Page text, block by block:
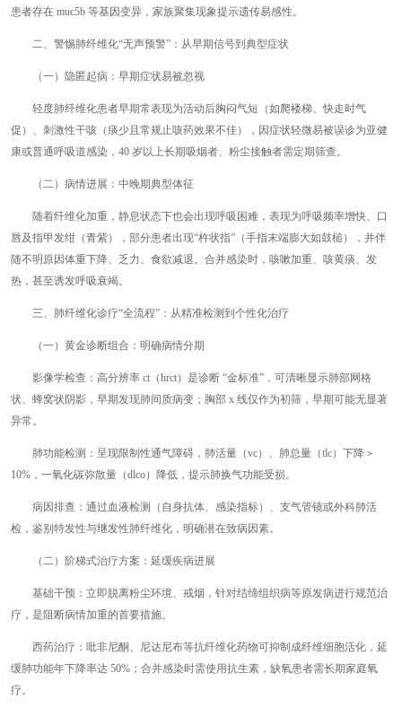
患者存在 muc5b 等基因变异，家族聚集现象提示遗传易感性。
二、警惕肺纤维化“无声预警”：从早期信号到典型症状
（一）隐匿起病：早期症状易被忽视
轻度肺纤维化患者早期常表现为活动后胸闷气短（如爬楼梯、快走时气
促）、刺激性干咳（痰少且常规止咳药效果不佳），因症状轻微易被误诊为亚健
康或普通呼吸道感染，40 岁以上长期吸烟者、粉尘接触者需定期筛查。
（二）病情进展：中晚期典型体征
随着纤维化加重，静息状态下也会出现呼吸困难，表现为呼吸频率增快、口
唇及指甲发绀（青紫），部分患者出现“杵状指”（手指末端膨大如鼓槌），并伴
随不明原因体重下降、乏力、食欲减退。合并感染时，咳嗽加重、咳黄痰、发
热，甚至诱发呼吸衰竭。
三、肺纤维化诊疗“全流程”：从精准检测到个性化治疗
（一）黄金诊断组合：明确病情分期
影像学检查：高分辨率 ct（hrct）是诊断 “金标准”，可清晰显示肺部网格
状、蜂窝状阴影，早期发现肺间质病变；胸部 x 线仅作为初筛，早期可能无显著
异常。
肺功能检测：呈现限制性通气障碍，肺活量（vc）、肺总量（tlc）下降＞
10%，一氧化碳弥散量（dlco）降低，提示肺换气功能受损。
病因排查：通过血液检测（自身抗体、感染指标）、支气管镜或外科肺活
检，鉴别特发性与继发性肺纤维化，明确潜在致病因素。
（二）阶梯式治疗方案：延缓疾病进展
基础干预：立即脱离粉尘环境、戒烟，针对结缔组织病等原发病进行规范治
疗，是阻断病情加重的首要措施。
西药治疗：吡非尼酮、尼达尼布等抗纤维化药物可抑制成纤维细胞活化，延
缓肺功能年下降率达 50%；合并感染时需使用抗生素，缺氧患者需长期家庭氧
疗。